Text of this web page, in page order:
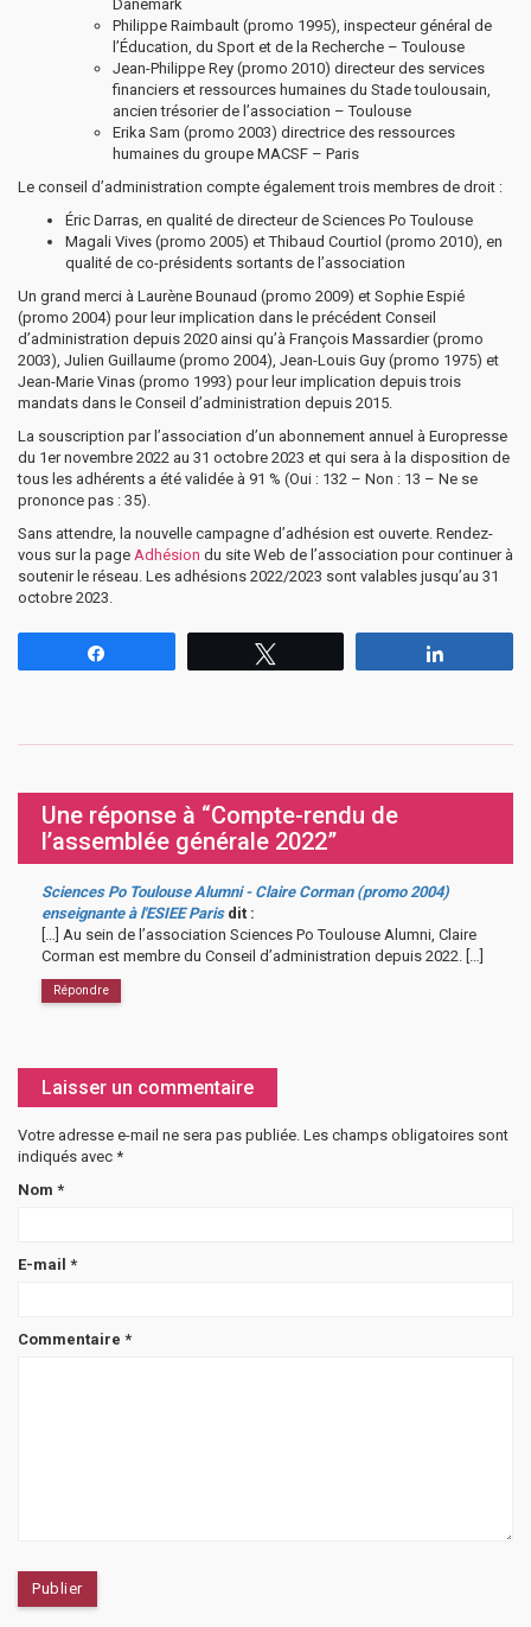
Danemark
Philippe Raimbault (promo 1995), inspecteur général de
l’Éducation, du Sport et de la Recherche – Toulouse
Jean-Philippe Rey (promo 2010) directeur des services
financiers et ressources humaines du Stade toulousain,
ancien trésorier de l’association – Toulouse
Erika Sam (promo 2003) directrice des ressources
humaines du groupe MACSF – Paris
Le conseil d’administration compte également trois membres de droit :
Éric Darras, en qualité de directeur de Sciences Po Toulouse
Magali Vives (promo 2005) et Thibaud Courtiol (promo 2010), en
qualité de co-présidents sortants de l’association
Un grand merci à Laurène Bounaud (promo 2009) et Sophie Espié
(promo 2004) pour leur implication dans le précédent Conseil
d’administration depuis 2020 ainsi qu’à François Massardier (promo
2003), Julien Guillaume (promo 2004), Jean-Louis Guy (promo 1975) et
Jean-Marie Vinas (promo 1993) pour leur implication depuis trois
mandats dans le Conseil d’administration depuis 2015.
La souscription par l’association d’un abonnement annuel à Europresse
du 1er novembre 2022 au 31 octobre 2023 et qui sera à la disposition de
tous les adhérents a été validée à 91 % (Oui : 132 – Non : 13 – Ne se
prononce pas : 35).
Sans attendre, la nouvelle campagne d’adhésion est ouverte. Rendez-
vous sur la page Adhésion du site Web de l’association pour continuer à
soutenir le réseau. Les adhésions 2022/2023 sont valables jusqu’au 31
octobre 2023.
Une réponse à “Compte-rendu de
l’assemblée générale 2022”
Sciences Po Toulouse Alumni - Claire Corman (promo 2004)
enseignante à l'ESIEE Paris dit :
[…] Au sein de l’association Sciences Po Toulouse Alumni, Claire
Corman est membre du Conseil d’administration depuis 2022. […]
Répondre
Laisser un commentaire
Votre adresse e-mail ne sera pas publiée. Les champs obligatoires sont
indiqués avec *
Nom *
E-mail *
Commentaire *